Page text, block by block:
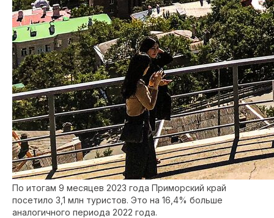
По итогам 9 месяцев 2023 года Приморский край
посетило 3,1 млн туристов. Это на 16,4% больше
аналогичного периода 2022 года.